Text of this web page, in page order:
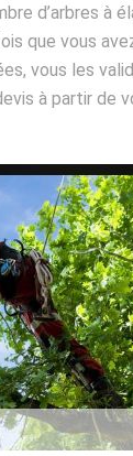
d’arbres à
que vous
vous les
à partir de